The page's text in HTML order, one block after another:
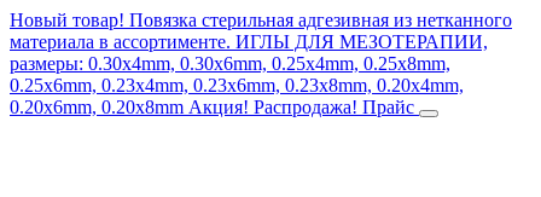
Новый товар! Повязка стерильная адгезивная из нетканного
материала в ассортименте. ИГЛЫ ДЛЯ МЕЗОТЕРАПИИ,
размеры: 0.30x4mm, 0.30x6mm, 0.25x4mm, 0.25x8mm,
0.25x6mm, 0.23x4mm, 0.23x6mm, 0.23x8mm, 0.20x4mm,
0.20x6mm, 0.20x8mm Акция! Распродажа! Прайс